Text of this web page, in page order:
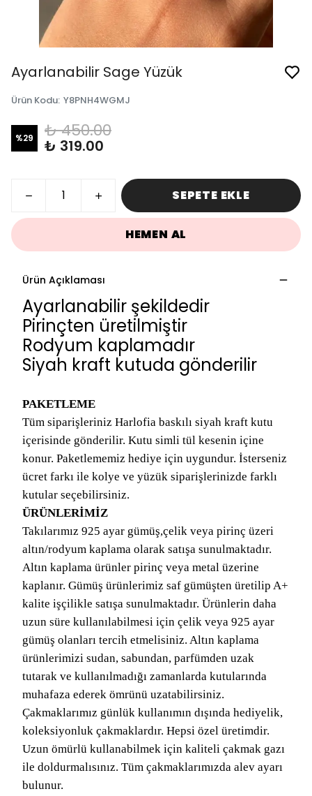
Ayarlanabilir Sage Yüzük
Ürün Kodu: Y8PNH4WGMJ
%29 ₺ 450.00
₺ 319.00
SEPETE EKLE
HEMEN AL
Ürün Açıklaması
Ayarlanabilir şekildedir
Pirinçten üretilmiştir
Rodyum kaplamadır
Siyah kraft kutuda gönderilir
PAKETLEME
Tüm siparişleriniz Harlofia baskılı siyah kraft kutu
içerisinde gönderilir. Kutu simli tül kesenin içine
konur. Paketlememiz hediye için uygundur. İsterseniz
ücret farkı ile kolye ve yüzük siparişlerinizde farklı
kutular seçebilirsiniz.
ÜRÜNLERİMİZ
Takılarımız 925 ayar gümüş,çelik veya pirinç üzeri
altın/rodyum kaplama olarak satışa sunulmaktadır.
Altın kaplama ürünler pirinç veya metal üzerine
kaplanır. Gümüş ürünlerimiz saf gümüşten üretilip A+
kalite işçilikle satışa sunulmaktadır. Ürünlerin daha
uzun süre kullanılabilmesi için çelik veya 925 ayar
gümüş olanları tercih etmelisiniz. Altın kaplama
ürünlerimizi sudan, sabundan, parfümden uzak
tutarak ve kullanılmadığı zamanlarda kutularında
muhafaza ederek ömrünü uzatabilirsiniz.
Çakmaklarımız günlük kullanımın dışında hediyelik,
koleksiyonluk çakmaklardır. Hepsi özel üretimdir.
Uzun ömürlü kullanabilmek için kaliteli çakmak gazı
ile doldurmalısınız. Tüm çakmaklarımızda alev ayarı
bulunur.